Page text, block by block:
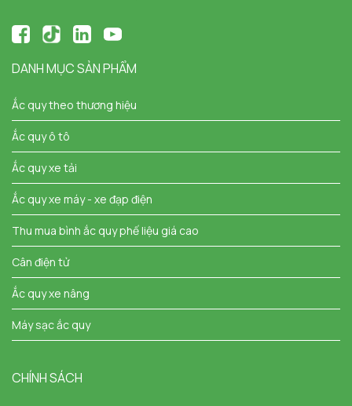
DANH MỤC SẢN PHẨM
Ắc quy theo thương hiệu
Ắc quy ô tô
Ắc quy xe tải
Ắc quy xe máy - xe đạp điện
Thu mua bình ắc quy phế liệu giá cao
Cân điện tử
Ắc quy xe nâng
Máy sạc ắc quy
CHÍNH SÁCH